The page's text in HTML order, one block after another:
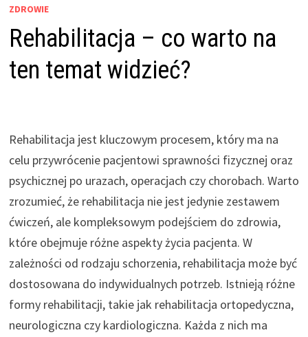
ZDROWIE
Rehabilitacja – co warto na
ten temat widzieć?
Rehabilitacja jest kluczowym procesem, który ma na
celu przywrócenie pacjentowi sprawności fizycznej oraz
psychicznej po urazach, operacjach czy chorobach. Warto
zrozumieć, że rehabilitacja nie jest jedynie zestawem
ćwiczeń, ale kompleksowym podejściem do zdrowia,
które obejmuje różne aspekty życia pacjenta. W
zależności od rodzaju schorzenia, rehabilitacja może być
dostosowana do indywidualnych potrzeb. Istnieją różne
formy rehabilitacji, takie jak rehabilitacja ortopedyczna,
neurologiczna czy kardiologiczna. Każda z nich ma